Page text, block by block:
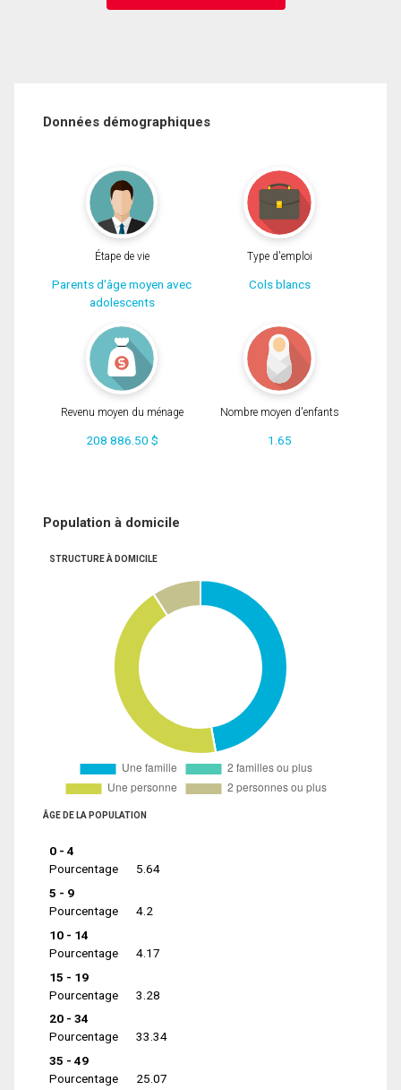
Données démographiques
Étape de vie
Parents d'âge moyen avec
adolescents
Type d'emploi
Cols blancs
Revenu moyen du ménage
208 886.50 $
Nombre moyen d'enfants
1.65
Population à domicile
STRUCTURE À DOMICILE
ÂGE DE LA POPULATION
0 - 4
Pourcentage
5.64
5 - 9
Pourcentage
4.2
10 - 14
Pourcentage
4.17
15 - 19
Pourcentage
3.28
20 - 34
Pourcentage
33.34
35 - 49
Pourcentage
25.07